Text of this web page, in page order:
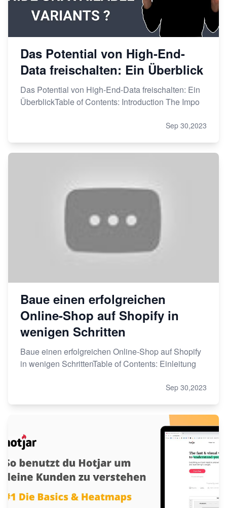
Das Potential von High-End-
Data freischalten: Ein Überblick
Das Potential von High-End-Data freischalten: Ein
ÜberblickTable of Contents: Introduction The Impo
Sep 30,2023
Baue einen erfolgreichen
Online-Shop auf Shopify in
wenigen Schritten
Baue einen erfolgreichen Online-Shop auf Shopify
in wenigen SchrittenTable of Contents: Einleitung
Sep 30,2023